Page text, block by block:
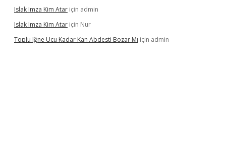
Islak Imza Kim Atar için admin
Islak Imza Kim Atar için Nur
Toplu Iğne Ucu Kadar Kan Abdesti Bozar Mı için admin